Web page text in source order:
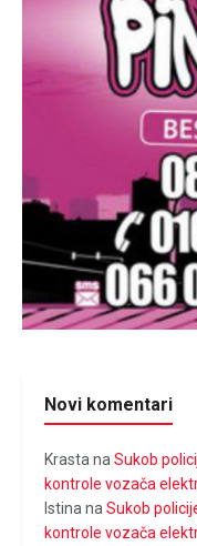
Novi komentari
Krasta na Sukob
kontrole vozača
Istina na Sukob
kontrole vozača